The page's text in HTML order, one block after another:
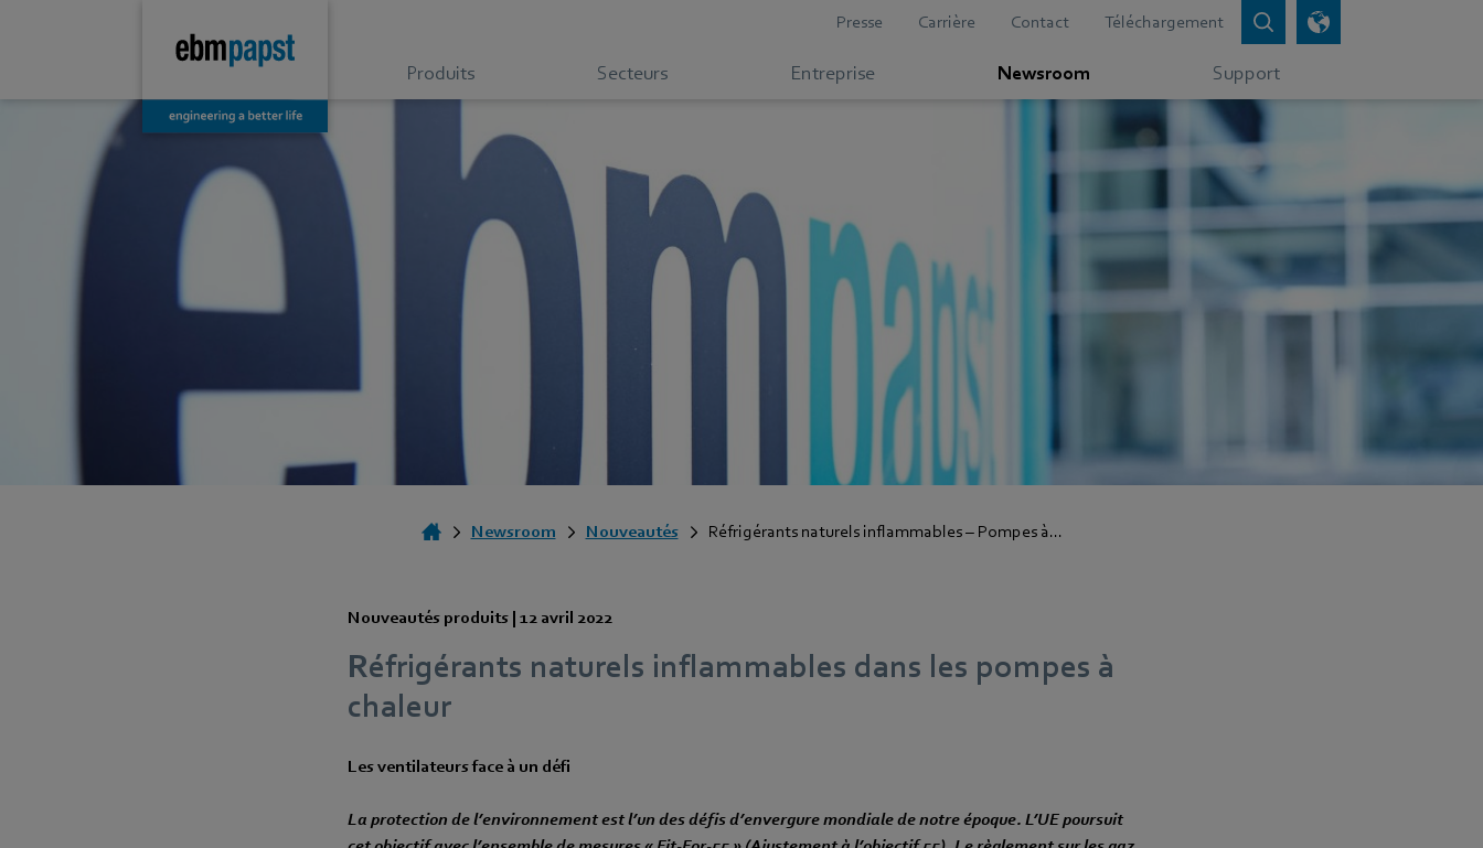
Presse Carrière Contact Téléchargement
Produits Secteurs Entreprise Newsroom Support
Newsroom Nouveautés Réfrigérants naturels inflammables – Pompes à...
Nouveautés produits | 12 avril 2022
Réfrigérants naturels inflammables dans les pompes à
chaleur
Les ventilateurs face à un défi
La protection de l’environnement est l’un des défis d’envergure mondiale de notre époque. L’UE poursuit